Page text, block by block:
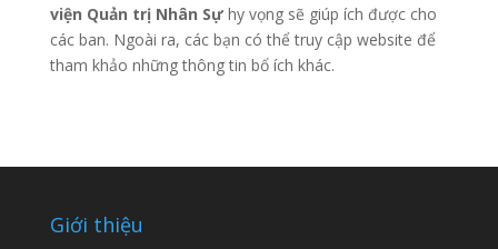
viện Quản trị Nhân Sựhy vọng sẽ giúp ích được cho
các ban. Ngoài ra, các bạn có thể truy cập website để
tham khảo những thông tin bổ ích khác.
Giới thiệu